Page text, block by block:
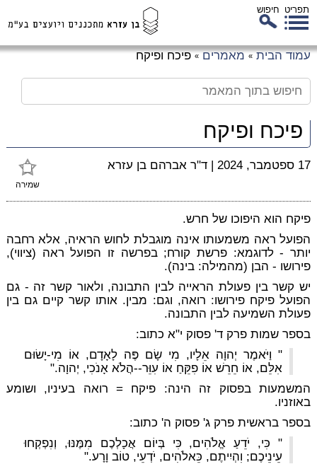
תפריט חיפוש
עמוד הבית » מאמרים » פיכח ופיקח
פיכח ופיקח
שמירה
17 ספטמבר, 2024 | ד"ר אברהם בן עזרא
פיקח הוא היפוכו של חרש.
הפועל ראה משמעותו אינה מוגבלת לחוש הראיה, אלא רחבה
יותר - לדוגמא: פרשת קורח; בפרשה זו הפועל ראה (ציווי),
פירושו - הבן (מהמילה: בינה).
יש קשר בין פעולת הראייה לבין התבונה, ולאור קשר זה - גם
הפועל פיקח פירושו: רואה, וגם: מבין. אותו קשר קיים גם בין
פעולת השמיעה לבין התבונה.
בספר שמות פרק ד' פסוק י"א כתוב:
" וַיֹּאמֶר יְהוָה אֵלָיו, מִי שָׂם פֶּה לָאָדָם, אוֹ מִי-יָשׂוּם
אִלֵּם, אוֹ חֵרֵשׁ אוֹ פִקֵּחַ אוֹ עִוֵּר--הֲלֹא אָנֹכִי, יְהוָה."
המשמעות בפסוק זה הינה: פיקח = רואה בעיניו, ושומע
באוזניו.
בספר בראשית פרק ג' פסוק ה' כתוב:
" כִּי, יֹדֵעַ אֱלֹהִים, כִּי בְּיוֹם אֲכָלְכֶם מִמֶּנּוּ, וְנִפְקְחוּ
עֵינֵיכֶם; וִהְיִיתֶם, כֵּאלֹהִים, יֹדְעֵי, טוֹב וָרָע."